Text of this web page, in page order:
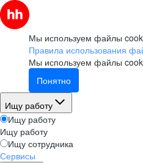
Мы используем файлы
Правила использования
Мы используем файлы
Понятно
Ищу работу
Ищу работу
Ищу работу
Ищу сотрудника
Сервисы